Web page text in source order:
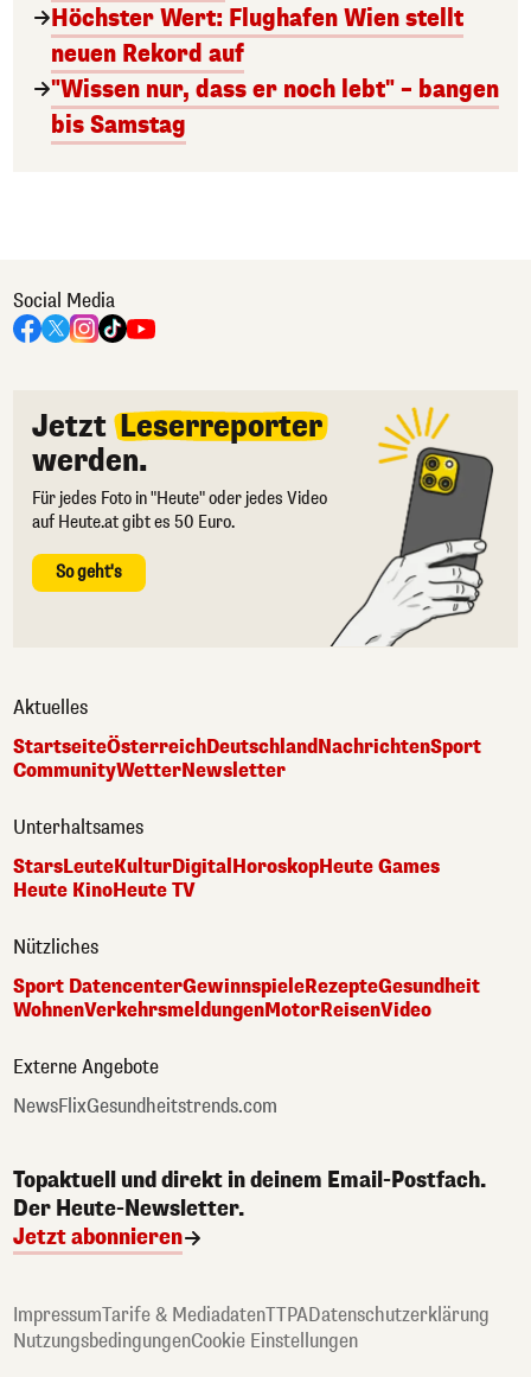
Höchster Wert: Flughafen Wien stellt
neuen Rekord auf
"Wissen nur, dass er noch lebt" – bangen
bis Samstag
Social Media
Jetzt Leserreporter
werden.
Für jedes Foto in "Heute" oder jedes Video
auf Heute.at gibt es 50 Euro.
So geht's
Aktuelles
StartseiteÖsterreichDeutschlandNachrichtenSport
CommunityWetterNewsletter
Unterhaltsames
StarsLeuteKulturDigital HoroskopHeute Games
Heute KinoHeute TV
Nützliches
Sport DatencenterGewinnspieleRezepteGesundheit
WohnenVerkehrsmeldungenMotorReisenVideo
Externe Angebote
NewsFlixGesundheitstrends.com
Topaktuell und direkt in deinem Email-Postfach.
Der Heute-Newsletter.
Jetzt abonnieren
ImpressumTarife & MediadatenTTPADatenschutzerklärung
NutzungsbedingungenCookie Einstellungen